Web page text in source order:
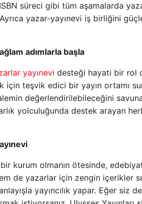
süreci gibi tüm aşamalarda
yazar-yayınevi iş birliğini
adımlarla başla
yayınevi desteği hayati bir rol
için teşvik edici bir yayın ortamı
değerlendirilebileceğini
yolculuğunda destek arayan
bir kurum olmanın ötesinde,
de yazarlar için zengin içerikler
yayıncılık yapar. Eğer siz